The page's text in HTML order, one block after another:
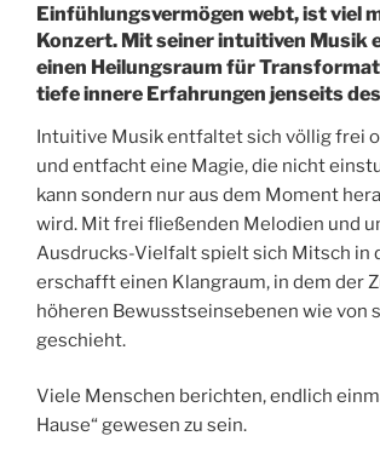
Einfühlungsvermögen webt, ist viel
Konzert. Mit seiner intuitiven Musik
einen Heilungsraum für
tiefe innere Erfahrungen jenseits
Intuitive Musik entfaltet sich völlig frei
und entfacht eine Magie, die nicht
kann sondern nur aus dem Moment
wird. Mit frei fließenden Melodien und
Ausdrucks-Vielfalt spielt sich Mitsch in
erschafft einen Klangraum, in dem der
höheren Bewusstseinsebenen wie von
geschieht.
Viele Menschen berichten, endlich
Hause“ gewesen zu sein.